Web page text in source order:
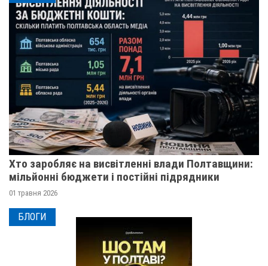
Хто заробляє на висвітленні влади Полтавщини:
мільйонні бюджети і постійні підрядники
01 травня 2026
БЛОГИ